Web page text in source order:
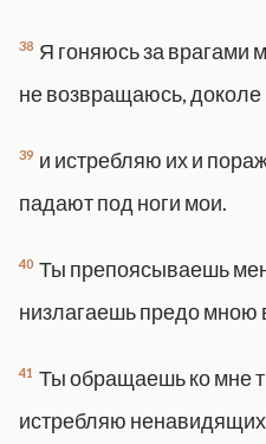
38 Я гоняюсь за врагами
не возвращаюсь, доколе
39 и истребляю их и
падают под ноги мои.
40 Ты препоясываешь
низлагаешь предо мною
41 Ты обращаешь ко мне
истребляю